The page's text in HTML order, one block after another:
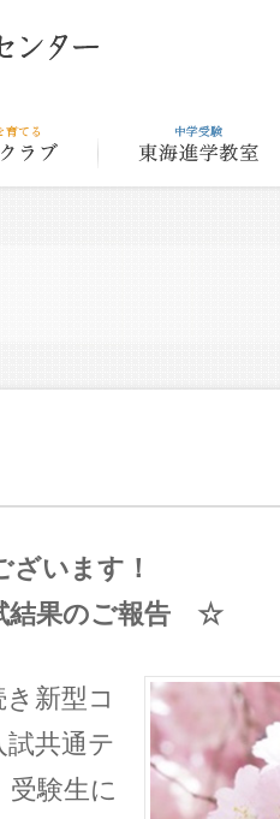
教育理念 アルゴク
います！
果のご報告 ☆
新型コ
試共通テ
受験生に